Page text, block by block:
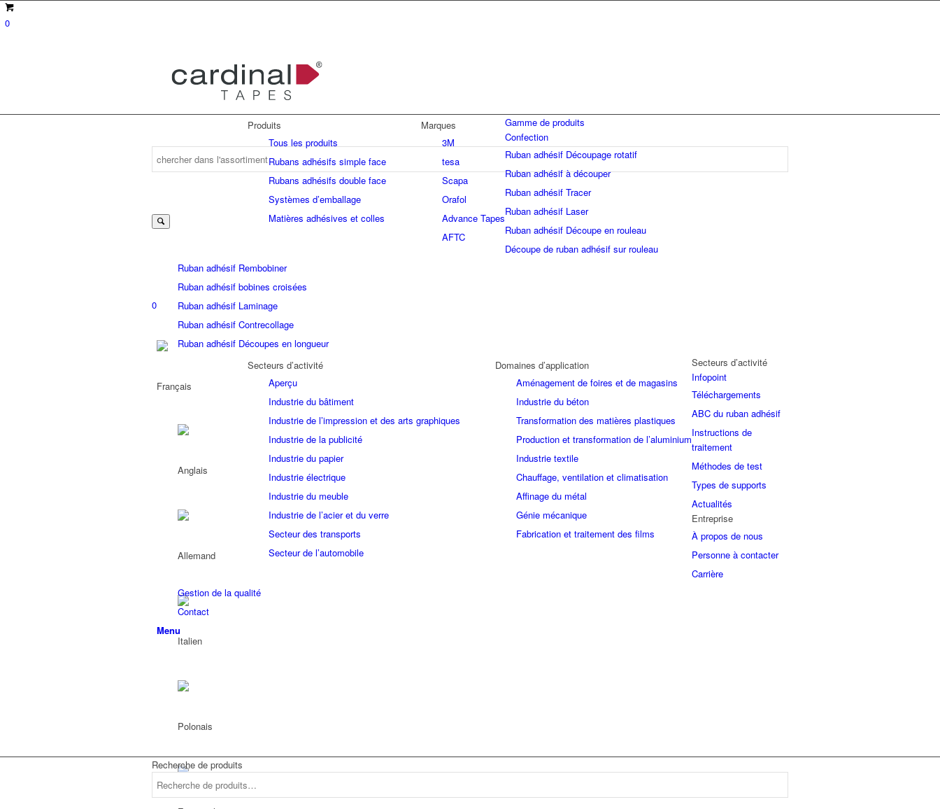
0
0
Gamme de produits
Produits
Tous les produits
Rubans adhésifs simple face
Rubans adhésifs double face
Systèmes d’emballage
Matières adhésives et colles
Marques
3M
tesa
Scapa
Orafol
Advance Tapes
AFTC
Confection
Ruban adhésif Découpage rotatif
Ruban adhésif à découper
Ruban adhésif Tracer
Ruban adhésif Laser
Ruban adhésif Découpe en rouleau
Découpe de ruban adhésif sur rouleau
Ruban adhésif Rembobiner
Ruban adhésif bobines croisées
Ruban adhésif Laminage
Ruban adhésif Contrecollage
Ruban adhésif Découpes en longueur
Secteurs d’activité
Secteurs d’activité
Aperçu
Industrie du bâtiment
Industrie de l’impression et des arts graphiques
Industrie de la publicité
Industrie du papier
Industrie électrique
Industrie du meuble
Industrie de l’acier et du verre
Secteur des transports
Secteur de l’automobile
Domaines d’application
Aménagement de foires et de magasins
Industrie du béton
Transformation des matières plastiques
Production et transformation de l’aluminium
Industrie textile
Chauffage, ventilation et climatisation
Affinage du métal
Génie mécanique
Fabrication et traitement des films
Infopoint
Téléchargements
ABC du ruban adhésif
Instructions de
traitement
Méthodes de test
Types de supports
Actualités
Entreprise
À propos de nous
Personne à contacter
Carrière
Gestion de la qualité
Contact
Menu
Recherche de produits